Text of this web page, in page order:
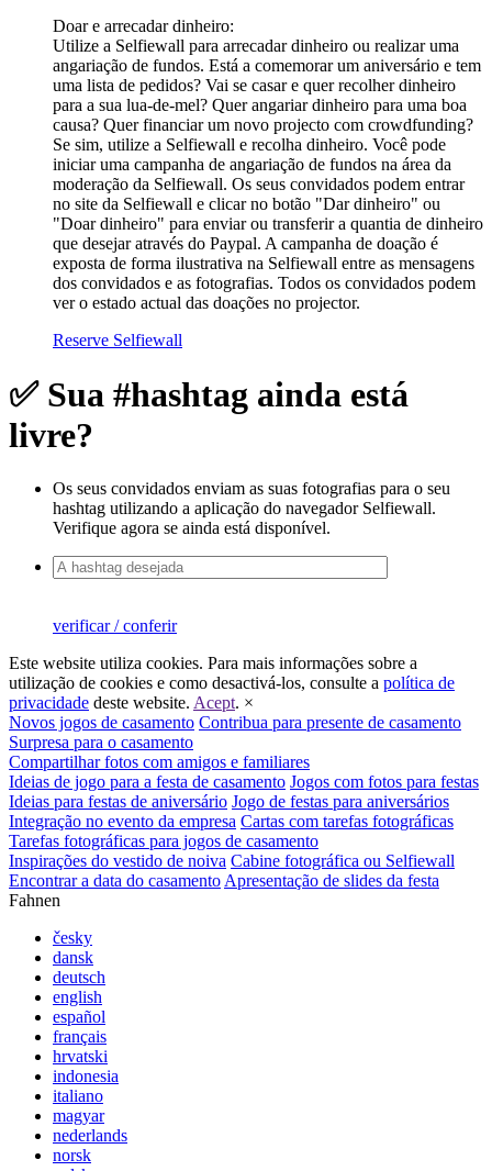
Doar e arrecadar dinheiro:
Utilize a Selfiewall para arrecadar dinheiro ou realizar uma
angariação de fundos. Está a comemorar um aniversário e tem
uma lista de pedidos? Vai se casar e quer recolher dinheiro
para a sua lua-de-mel? Quer angariar dinheiro para uma boa
causa? Quer financiar um novo projecto com crowdfunding?
Se sim, utilize a Selfiewall e recolha dinheiro. Você pode
iniciar uma campanha de angariação de fundos na área da
moderação da Selfiewall. Os seus convidados podem entrar
no site da Selfiewall e clicar no botão "Dar dinheiro" ou
"Doar dinheiro" para enviar ou transferir a quantia de dinheiro
que desejar através do Paypal. A campanha de doação é
exposta de forma ilustrativa na Selfiewall entre as mensagens
dos convidados e as fotografias. Todos os convidados podem
ver o estado actual das doações no projector.
Reserve Selfiewall
✅ Sua #hashtag ainda está
livre?
Os seus convidados enviam as suas fotografias para o seu
hashtag utilizando a aplicação do navegador Selfiewall.
Verifique agora se ainda está disponível.
verificar / conferir
Este website utiliza cookies. Para mais informações sobre a
utilização de cookies e como desactivá-los, consulte a política de
privacidade deste website. Acept. ×
Novos jogos de casamento Contribua para presente de casamento
Surpresa para o casamento
Compartilhar fotos com amigos e familiares
Ideias de jogo para a festa de casamento Jogos com fotos para festas
Ideias para festas de aniversário Jogo de festas para aniversários
Integração no evento da empresa Cartas com tarefas fotográficas
Tarefas fotográficas para jogos de casamento
Inspirações do vestido de noiva Cabine fotográfica ou Selfiewall
Encontrar a data do casamento Apresentação de slides da festa
Fahnen
česky
dansk
deutsch
english
español
français
hrvatski
indonesia
italiano
magyar
nederlands
norsk